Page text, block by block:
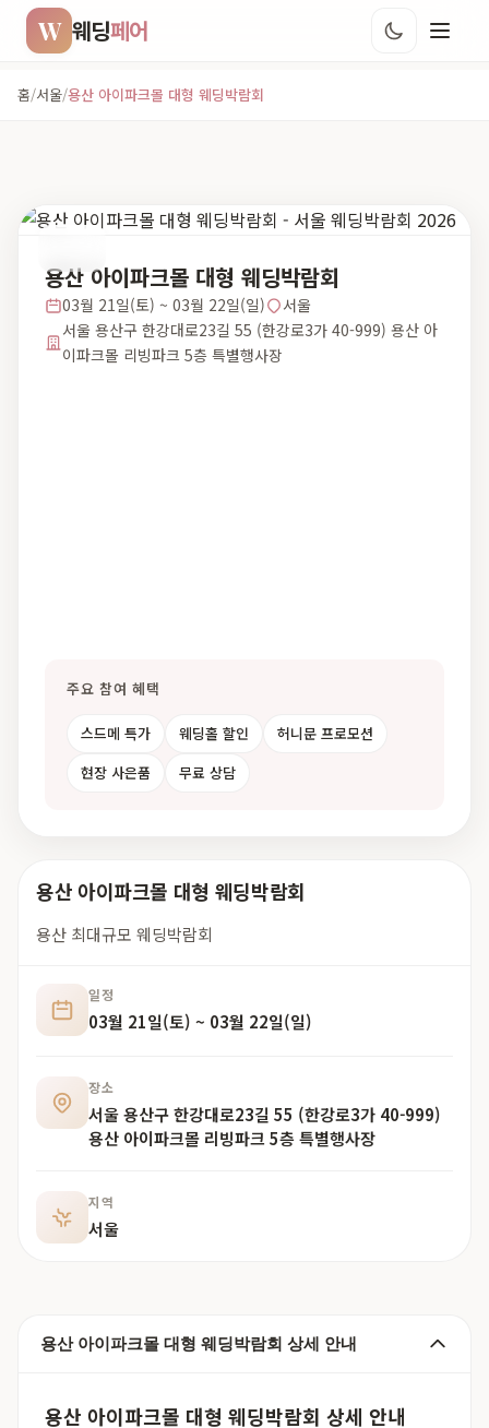
W 웨딩페어
홈/서울/용산 아이파크몰 대형 웨딩박람회
용산 아이파크몰 대형 웨딩박람회
03월 21일(토) ~ 03월 22일(일)
서울
서울 용산구 한강대로23길 55 (한강로3가 40-999) 용산 아
이파크몰 리빙파크 5층 특별행사장
주요 참여 혜택
스드메 특가 웨딩홀 할인
허니문 프로모션
현장 사은품
무료 상담
용산 아이파크몰 대형 웨딩박람회
용산 최대규모 웨딩박람회
일정
03월 21일(토) ~ 03월 22일(일)
장소
서울 용산구 한강대로23길 55 (한강로3가 40-999)
용산 아이파크몰 리빙파크 5층 특별행사장
지역
서울
용산 아이파크몰 대형 웨딩박람회 상세 안내
용산 아이파크몰 대형 웨딩박람회 상세 안내